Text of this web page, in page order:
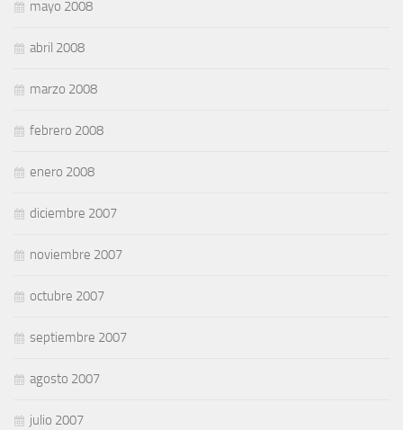
mayo 2008
abril 2008
marzo 2008
febrero 2008
enero 2008
diciembre 2007
noviembre 2007
octubre 2007
septiembre 2007
agosto 2007
julio 2007